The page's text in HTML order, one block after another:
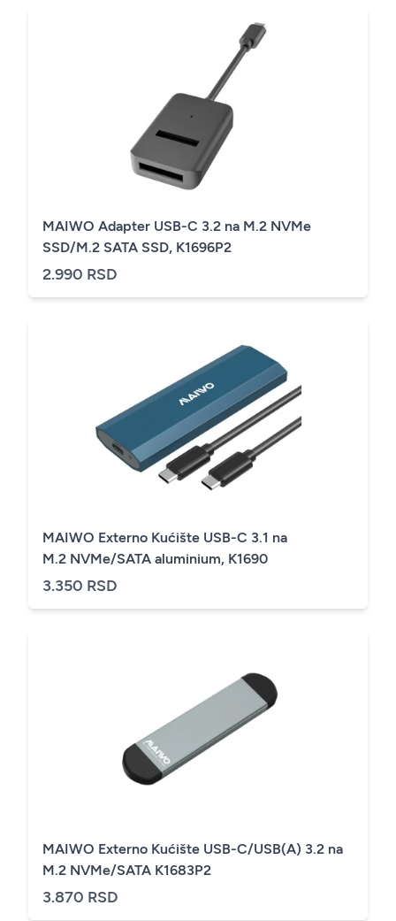
MAIWO Adapter USB-C 3.2 na M.2 NVMe
SSD/M.2 SATA SSD, K1696P2
2.990 RSD
MAIWO Externo Kućište USB-C 3.1 na
M.2 NVMe/SATA aluminium, K1690
3.350 RSD
MAIWO Externo Kućište USB-C/USB(A) 3.2 na
M.2 NVMe/SATA K1683P2
3.870 RSD